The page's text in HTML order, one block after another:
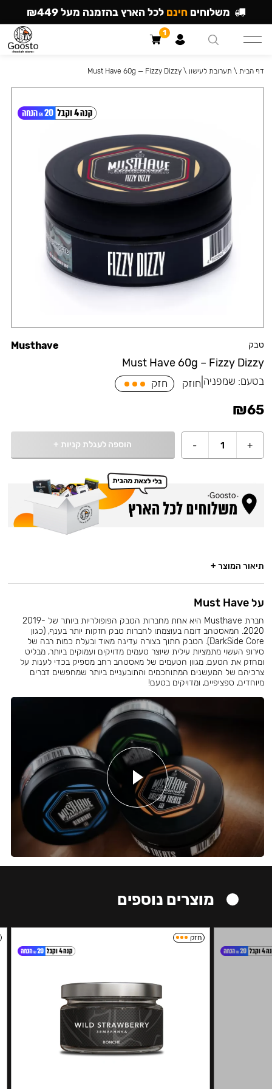
טבק
Must Have 60g – Fizzy Dizzy
Musthave
בטעם: שמפניה חוזק חזק
₪65
+
1
- הוספה לעגלת קניות +
דף הבית \ תערובת לעישון \
Must Have 60g — Fizzy Dizzy
תיאור המוצר +
על Must Have
חברת Musthave היא אחת מחברות הטבק הפופולריות ביותר של 2019-
2020. המאסטהב דומה בעוצמתו לחברות טבק חזקות יותר בענף, (כגון
DarkSide Core). הטבק חתוך בצורה עדינה מאוד ובעלת כמות רבה של
סירופ העשוי מתמציות עילית שיוצר טעמים מדויקים ועמוקים ביותר, מבליט
ומחזק את הטעם. מגוון הטעמים של מאסטהב רחב מספיק בכדי לענות על
צרכיהם של המעשנים המתוחכמים והתובעניים ביותר שמחפשים דברים
מיוחדים, ספציפיים, ומדויקים בטעם!
מוצרים נוספים
חזק
משלוחים חינם לכל הארץ בהזמנה מעל ₪449
1